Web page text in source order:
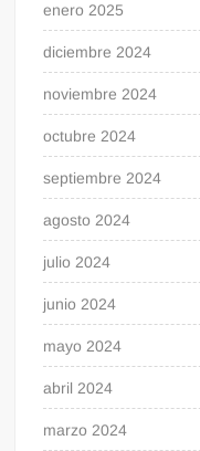
enero 2025
diciembre 2024
noviembre 2024
octubre 2024
septiembre 2024
agosto 2024
julio 2024
junio 2024
mayo 2024
abril 2024
marzo 2024